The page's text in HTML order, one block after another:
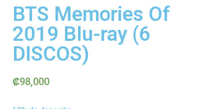
BTS Memories Of
2019 Blu-ray (6
DISCOS)
₡98,000